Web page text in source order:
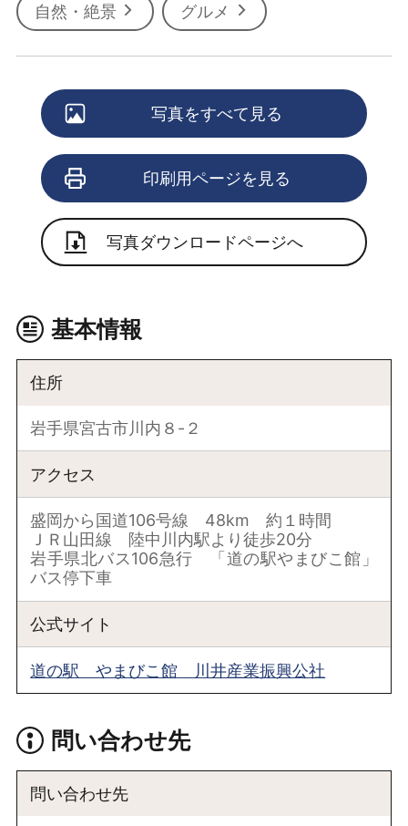
自然・絶景 グルメ
写真をすべて見る
印刷用ページを見る
写真ダウンロードページへ
基本情報
住所
岩手県宮古市川内８-２
アクセス
盛岡から国道106号線 48km 約１時間
ＪＲ山田線 陸中川内駅より徒歩20分
岩手県北バス106急行 「道の駅やまびこ館」
バス停下車
公式サイト
道の駅 やまびこ館 川井産業振興公社
問い合わせ先
問い合わせ先